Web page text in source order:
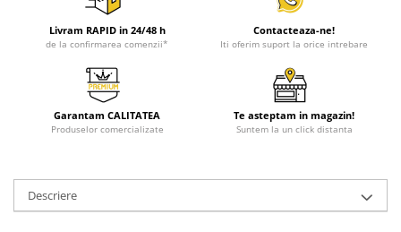
Livram RAPID in 24/48 h
de la confirmarea comenzii*
Contacteaza-ne!
Iti oferim suport la orice intrebare
Garantam CALITATEA
Produselor comercializate
Te asteptam in magazin!
Suntem la un click distanta
Descriere